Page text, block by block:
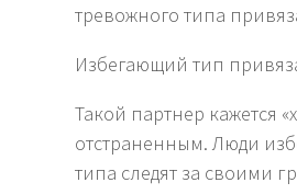
тревожного типа
Избегающий тип
Такой партнер кажется
отстраненным. Люди
типа следят за своими